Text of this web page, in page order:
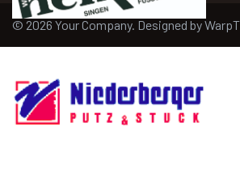
© 2026 Your Company. Designed by